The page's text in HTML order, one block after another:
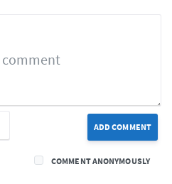
ADD COMMENT
COMMENT ANONYMOUSLY